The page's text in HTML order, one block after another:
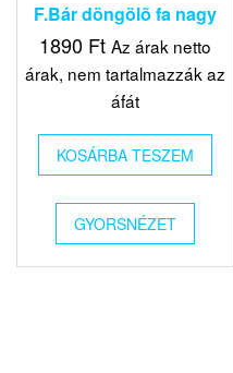
F.Bár döngölõ fa nagy
1890 Ft Az árak netto
árak, nem tartalmazzák az
áfát
KOSÁRBA TESZEM
GYORSNÉZET